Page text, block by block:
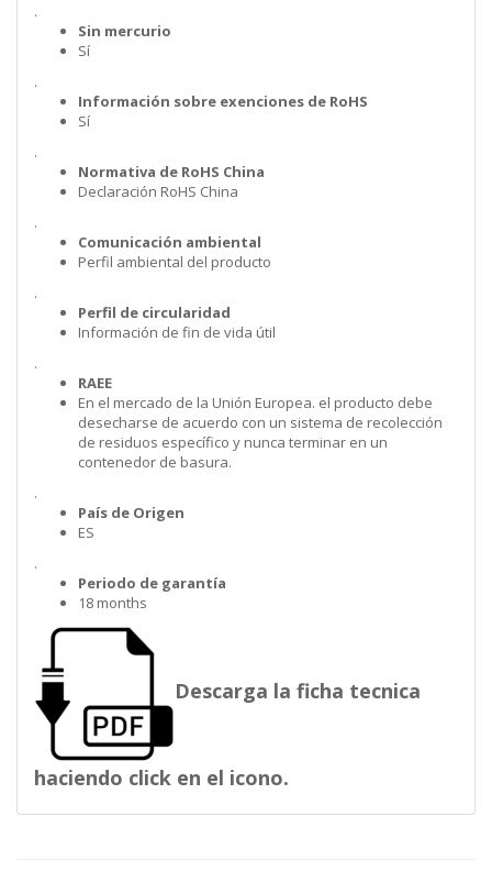
.
Sin mercurio
Sí
.
Información sobre exenciones de RoHS
Sí
.
Normativa de RoHS China
Declaración RoHS China
.
Comunicación ambiental
Perfil ambiental del producto
.
Perfil de circularidad
Información de fin de vida útil
.
RAEE
En el mercado de la Unión Europea. el producto debe
desecharse de acuerdo con un sistema de recolección
de residuos específico y nunca terminar en un
contenedor de basura.
.
País de Origen
ES
.
Periodo de garantía
18 months
Descarga la ficha tecnica
haciendo click en el icono.